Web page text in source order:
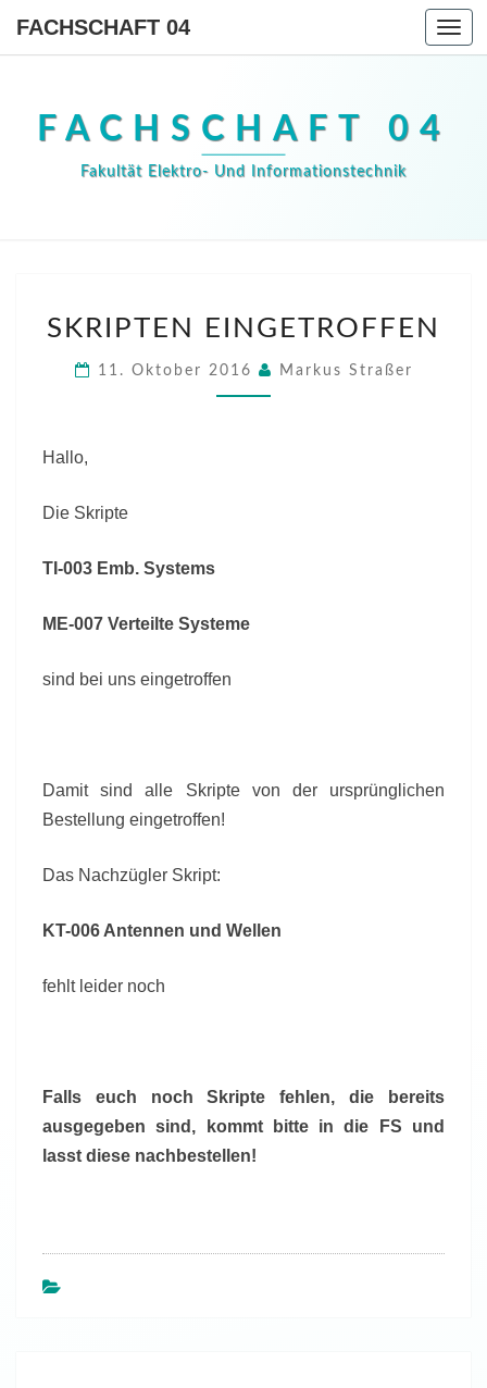
FACHSCHAFT 04
FACHSCHAFT 04
Fakultät Elektro- Und Informationstechnik
EINGETROFFEN
SKRIPTEN EINGETROFFEN
11. Oktober 2016 Markus Straßer
Hallo,
Die Skripte
TI-003 Emb. Systems
ME-007 Verteilte Systeme
sind bei uns eingetroffen
Damit sind alle Skripte von der ursprünglichen
Bestellung eingetroffen!
Das Nachzügler Skript:
KT-006 Antennen und Wellen
fehlt leider noch
Falls euch noch Skripte fehlen, die bereits
ausgegeben sind, kommt bitte in die FS und
lasst diese nachbestellen!